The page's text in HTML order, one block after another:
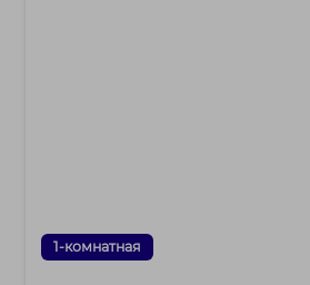
1-комнатная